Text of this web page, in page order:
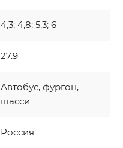
4,3; 4,8; 5,3; 6
27.9
Автобус, фургон,
шасси
Россия